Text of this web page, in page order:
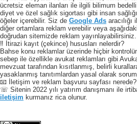
ücretsiz eleman ilanları ile ilgili bilimum
diyet ve özel sağlık sigortası gibi insan
öğeler içerebilir. Siz de Google Ads
diğer ortamlara reklam verebilir veya
doğrudan sitemizde reklam yayınlayabilirsiniz.
‼️ İtirazi kayıt (çekince) hususları nelerdir?
Bahse konu reklamlar üzerinde hiçbir
sebep ile özellikle avukat reklamları gibi
mevzuat tarafından kısıtlanmış, belirli
yasaklanmış tanıtımlardan yasal olarak
📧 İletişim ve reklam başvuru sayfası nerede?
☏ Sitenin 2022 yılı yatırım danışmanı ile
iletişim kurmanız rica olunur.